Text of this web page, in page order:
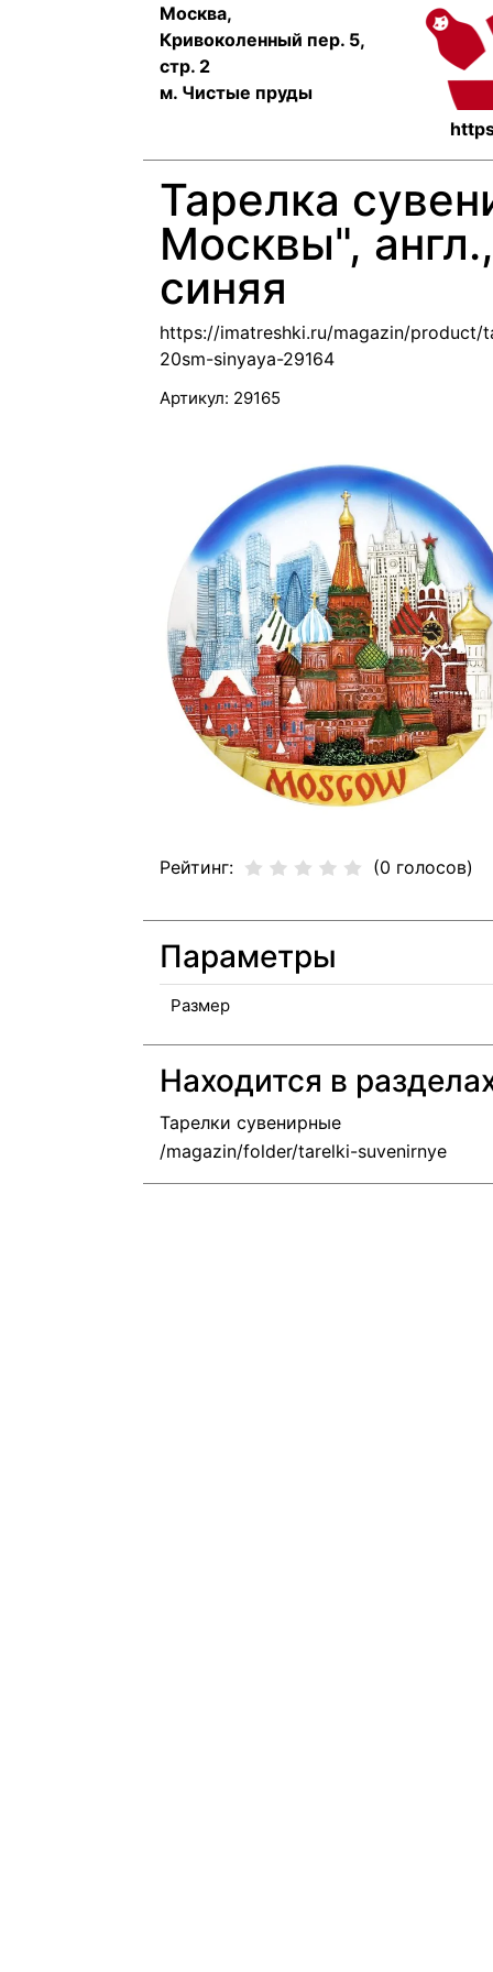
Москва,
Кривоколенный пер. 5,
стр. 2
м. Чистые пруды
Тарелка
Москвы",
синяя
https://imatreshki.ru/magazin/
20sm-sinyaya-29164
Артикул: 29165
Рейтинг: (0 голосов)
Параметры
Размер
Находится в
Тарелки сувенирные